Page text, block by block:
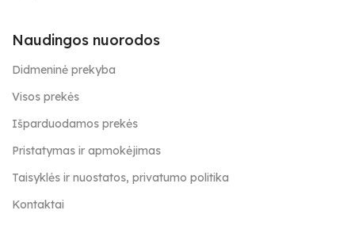
Naudingos nuorodos
Didmeninė prekyba
Visos prekės
Išparduodamos prekės
Pristatymas ir apmokėjimas
Taisyklės ir nuostatos, privatumo politika
Kontaktai